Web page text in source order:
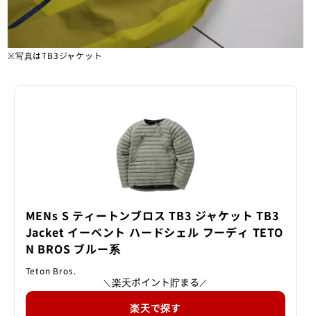
※写真はTB3ジャケット
MENs S ティートンブロス TB3 ジャケット TB3
Jacket イーベント ハードシェル フーディ TETO
N BROS ブルー系
Teton Bros.
＼ 楽天ポイント貯まる ／
楽天で探す